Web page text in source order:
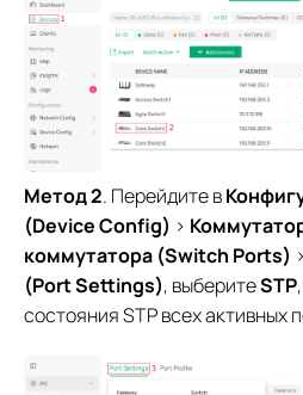
Метод 2. Перейдите в
(Device Config) >
коммутатора (Switch Ports) >
(Port Settings), выберитеSTP
состояния STP всех активных